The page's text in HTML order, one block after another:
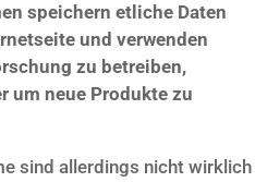
speichern etliche Daten
und verwenden
zu betreiben,
um neue Produkte zu
sind allerdings nicht wirklich